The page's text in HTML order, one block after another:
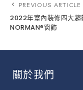
PREVIOUS ARTICLE
2022年室內裝修四大趨
NORMAN®窗飾
關於我們